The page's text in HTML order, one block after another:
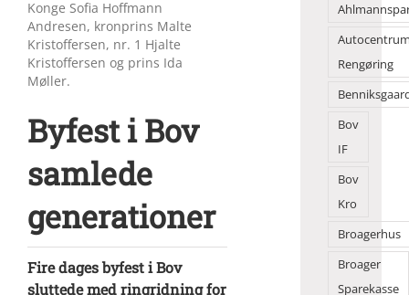
Konge Sofia Hoffmann
Andresen, kronprins Malte
Kristoffersen, nr. 1 Hjalte
Kristoffersen og prins Ida
Møller.
Byfest i Bov
samlede
generationer
Fire dages byfest i Bov
sluttede med ringridning for
Rengøring
Bov
IF
Bov
Kro
Broagerhus
Broager
Sparekasse